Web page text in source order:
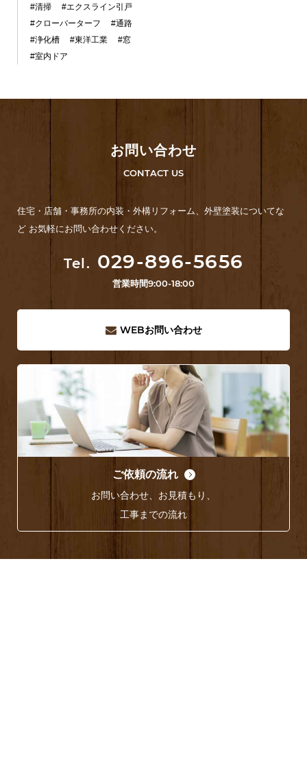
#清掃
#エクスライン引戸
#クローバーターフ
#通路
#浄化槽
#東洋工業
#窓
#室内ドア
お問い合わせ
CONTACT US
住宅・店舗・事務所の内装・外構リフォーム、外壁塗装についてな
ど お気軽にお問い合わせください。
Tel. 029-896-5656
営業時間9:00-18:00
WEBお問い合わせ
ご依頼の流れ
お問い合わせ、お見積もり、
工事までの流れ